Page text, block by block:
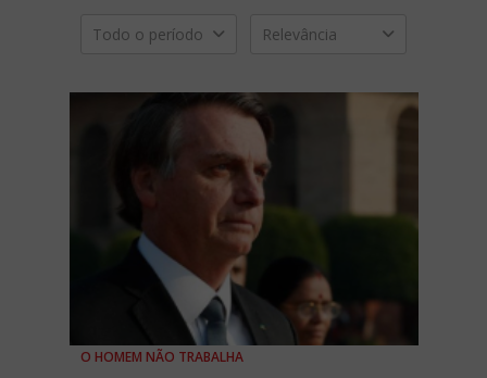
Todo o período Relevância
O HOMEM NÃO TRABALHA